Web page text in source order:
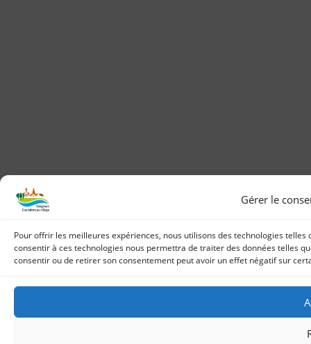
Gérer le
Pour offrir les meilleures expériences, nous utilisons des technologies
consentir à ces technologies nous permettra de traiter des données telles
consentir ou de retirer son consentement peut avoir un effet négatif sur